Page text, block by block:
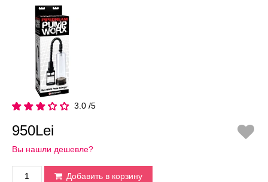
3.0 /5
950Lei
Вы нашли дешевле?
Добавить в корзину